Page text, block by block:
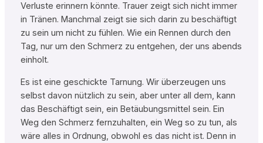
Verluste erinnern könnte. Trauer zeigt sich nicht immer
in Tränen. Manchmal zeigt sie sich darin zu beschäftigt
zu sein um nicht zu fühlen. Wie ein Rennen durch den
Tag, nur um den Schmerz zu entgehen, der uns abends
einholt.
Es ist eine geschickte Tarnung. Wir überzeugen uns
selbst davon nützlich zu sein, aber unter all dem, kann
das Beschäftigt sein, ein Betäubungsmittel sein. Ein
Weg den Schmerz fernzuhalten, ein Weg so zu tun, als
wäre alles in Ordnung, obwohl es das nicht ist. Denn in